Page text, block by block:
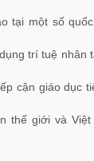
tại một số
trí tuệ nhân
cận giáo dục
thế giới và